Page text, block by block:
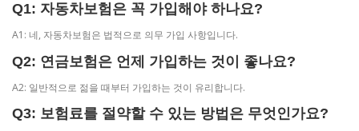
Q1: 자동차보험은 꼭 가입해야 하나요?
A1: 네, 자동차보험은 법적으로 의무 가입 사항입니다.
Q2: 연금보험은 언제 가입하는 것이 좋나요?
A2: 일반적으로 젊을 때부터 가입하는 것이 유리합니다.
Q3: 보험료를 절약할 수 있는 방법은 무엇인가요?